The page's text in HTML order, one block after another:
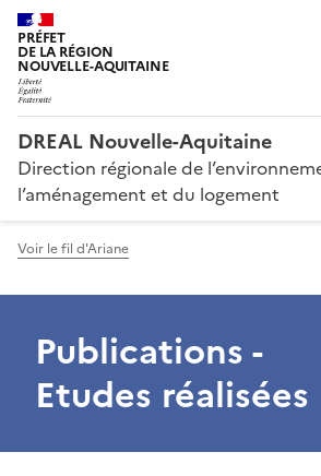
PRÉFET
DE LA RÉGION
NOUVELLE-AQUITAINE
DREAL Nouvelle-Aquitaine
Direction régionale de
l’aménagement et du logement
Voir le fil d'Ariane
Publications -
Etudes réalisées